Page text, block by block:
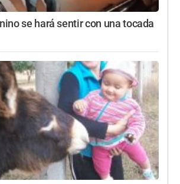
se hará sentir con una tocada